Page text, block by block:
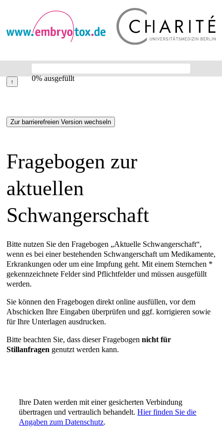
0% ausgefüllt
Fragebogen zur
aktuellen
Schwangerschaft
Bitte nutzen Sie den Fragebogen „Aktuelle Schwangerschaft“,
wenn es bei einer bestehenden Schwangerschaft um Medikamente,
Erkrankungen oder um eine Impfung geht. Mit einem Sternchen *
gekennzeichnete Felder sind Pflichtfelder und müssen ausgefüllt
werden.
Sie können den Fragebogen direkt online ausfüllen, vor dem
Abschicken Ihre Eingaben überprüfen und ggf. korrigieren sowie
für Ihre Unterlagen ausdrucken.
Bitte beachten Sie, dass dieser Fragebogen nicht für
Stillanfragen genutzt werden kann.
Ihre Daten werden mit einer gesicherten Verbindung
übertragen und vertraulich behandelt.Hier finden Sie die
Angaben zum Datenschutz.